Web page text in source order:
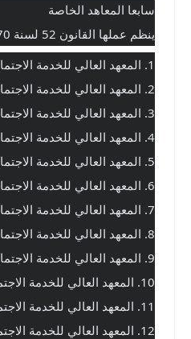
سابعا المعاهد الخاصة
ينظم عملها القانون 52 لسنة 1970 وعددها 170 معهد
1. المعهد العالي للخدمة الاجتماعية بالإسكندرية
2. المعهد العالي للخدمة الاجتماعية بالقاهرة
3. المعهد العالي للخدمة الاجتماعية بكفر الشيخ
4. المعهد العالي للخدمة الاجتماعية بأسوان
5. المعهد العالي للخدمة الاجتماعية بدمنهور
6. المعهد العالي للخدمة الاجتماعية بورسعيد
7. المعهد العالي للخدمة الاجتماعية بسوهاج
8. المعهد العالي للخدمة الاجتماعية ببنها
9. المعهد العالي للخدمة الاجتماعية ب 6 أكتوبر
10. المعهد العالي للخدمة الاجتماعية بالمنصورة
11. المعهد العالي للخدمة الاجتماعية بأسوان – فرع قنا
12. المعهد العالي للخدمة الاجتماعية الشرقية